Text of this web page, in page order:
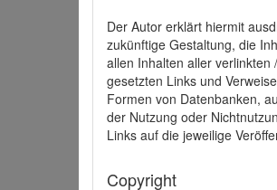
Der Autor erklärt hiermit
zukünftige Gestaltung, die
allen Inhalten aller
gesetzten Links und
Formen von Datenbanken,
der Nutzung oder
Links auf die jeweilige
Copyright